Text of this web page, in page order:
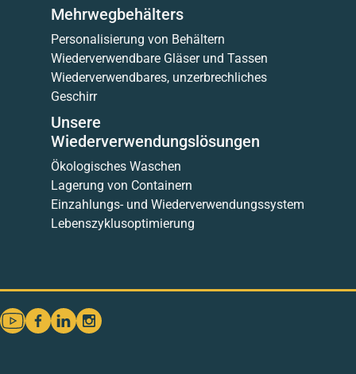
Mehrwegbehälters
Personalisierung von Behältern
Wiederverwendbare Gläser und Tassen
Wiederverwendbares, unzerbrechliches
Geschirr
Unsere
Wiederverwendungslösungen
Ökologisches Waschen
Lagerung von Containern
Einzahlungs- und Wiederverwendungssystem
Lebenszyklusoptimierung